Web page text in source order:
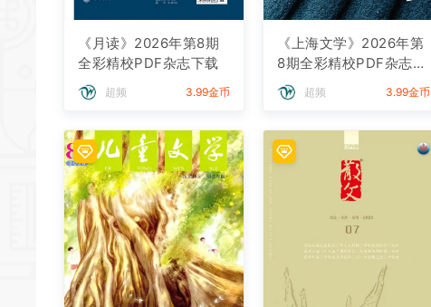
《月读》2026年第8期
全彩精校PDF杂志下载
超频 3.99金币
《上海文学》2026年第
8期全彩精校PDF杂志下
载
超频 3.99金币